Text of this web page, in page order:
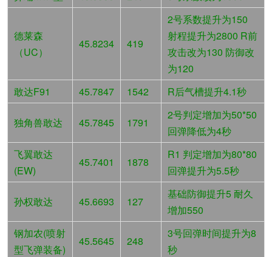
德莱森
（UC）
45.8234 419
2号系数提升为150
射程提升为2800 R前
攻击改为130 防御改
为120
敢达F91
45.7847 1542 R后气槽提升4.1秒
独角兽敢达 45.7845 1791
2号判定增加为50*50
回弹降低为4秒
飞翼敢达
(EW)
45.7401 1878
R1 判定增加为80*80
回弹提升为5.5秒
孙权敢达 45.6693 127
基础防御提升5 耐久
增加550
钢加农(喷射
型飞弹装备)
45.5645 248
3号回弹时间提升为8
秒